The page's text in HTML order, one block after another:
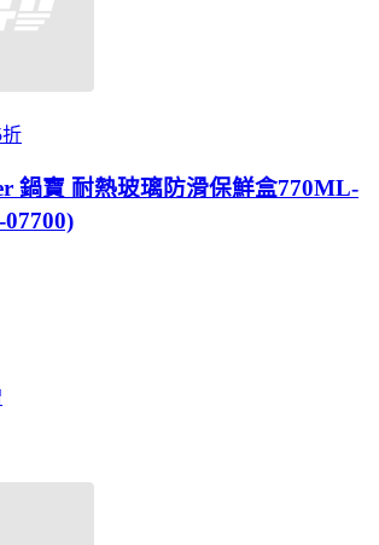
鍋寶 耐熱玻璃防滑保鮮盒770ML-